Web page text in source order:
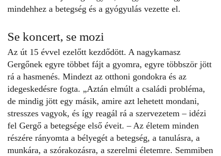
mindehhez a betegség és a gyógyulás vezette el.
Se koncert, se mozi
Az út 15 évvel ezelőtt kezdődött. A nagykamasz
Gergőnek egyre többet fájt a gyomra, egyre többször jött
rá a hasmenés. Mindezt az otthoni gondokra és az
idegeskedésre fogta. „Aztán elmúlt a családi probléma,
de mindig jött egy másik, amire azt lehetett mondani,
stresszes vagyok, és így reagál rá a szervezetem – idézi
fel Gergő a betegsége első éveit. – Az életem minden
részére rányomta a bélyegét a betegség, a tanulásra, a
munkára, a szórakozásra, a szerelmi életemre. Semmiben